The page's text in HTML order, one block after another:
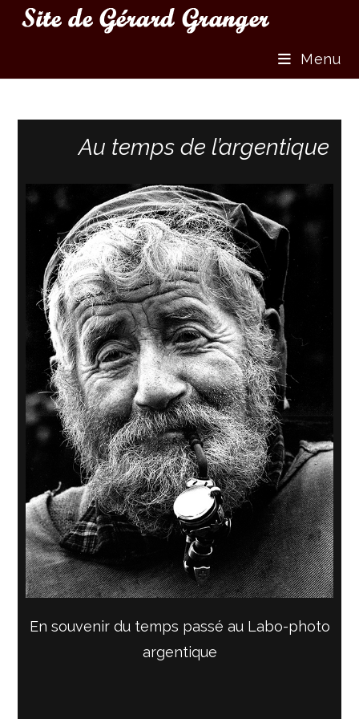
Menu
Au temps de l’argentique
En souvenir du temps passé au Labo-photo
argentique